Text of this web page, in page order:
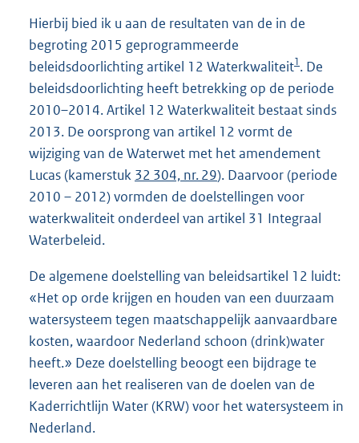
Hierbij bied ik u aan de resultaten van de in de
begroting 2015 geprogrammeerde
beleidsdoorlichting artikel 12 Waterkwaliteit1. De
beleidsdoorlichting heeft betrekking op de periode
2010–2014. Artikel 12 Waterkwaliteit bestaat sinds
2013. De oorsprong van artikel 12 vormt de
wijziging van de Waterwet met het amendement
Lucas (kamerstuk 32 304, nr. 29). Daarvoor (periode
2010 – 2012) vormden de doelstellingen voor
waterkwaliteit onderdeel van artikel 31 Integraal
Waterbeleid.
De algemene doelstelling van beleidsartikel 12 luidt:
«Het op orde krijgen en houden van een duurzaam
watersysteem tegen maatschappelijk aanvaardbare
kosten, waardoor Nederland schoon (drink)water
heeft.» Deze doelstelling beoogt een bijdrage te
leveren aan het realiseren van de doelen van de
Kaderrichtlijn Water (KRW) voor het watersysteem in
Nederland.